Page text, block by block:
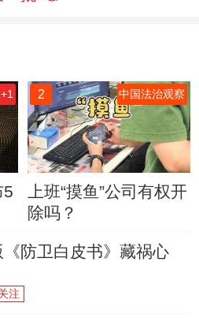
5
2 中国法治观察
上班“摸鱼”公司有权开
除吗？
《防卫白皮书》藏祸心
注